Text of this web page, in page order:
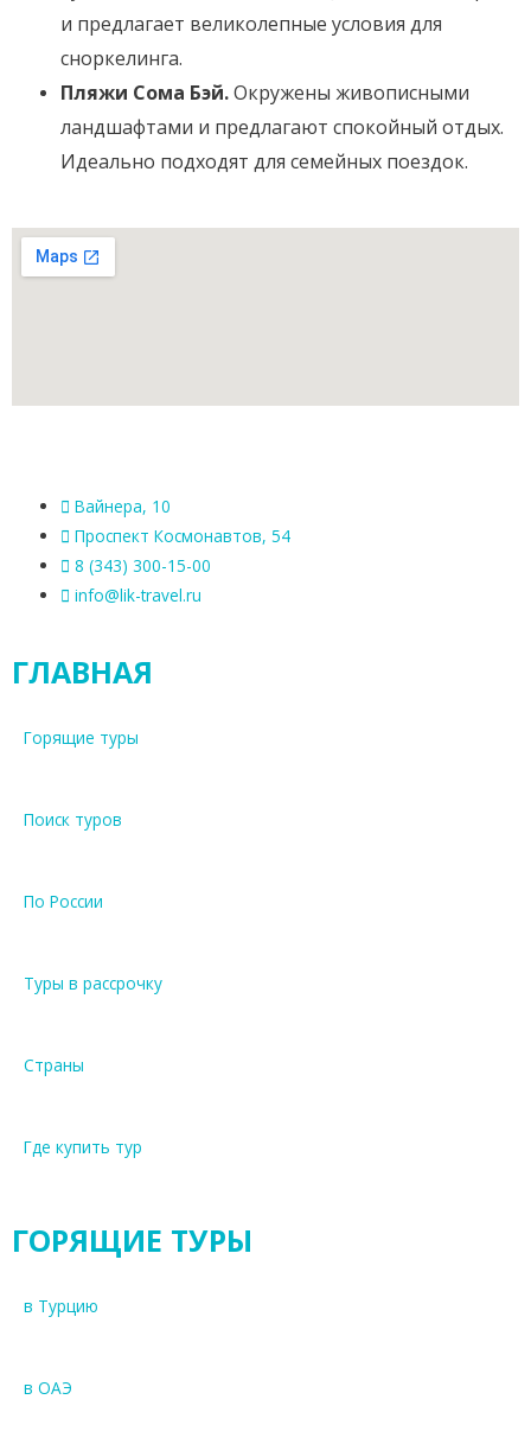
и предлагает великолепные условия для
сноркелинга.
Пляжи Сома Бэй.Окружены живописными
ландшафтами и предлагают спокойный отдых.
Идеально подходят для семейных поездок.
Вайнера, 10
Проспект Космонавтов, 54
8 (343) 300-15-00
info@lik-travel.ru
ГЛАВНАЯ
Горящие туры
Поиск туров
По России
Туры в рассрочку
Страны
Где купить тур
ГОРЯЩИЕ ТУРЫ
в Турцию
в ОАЭ